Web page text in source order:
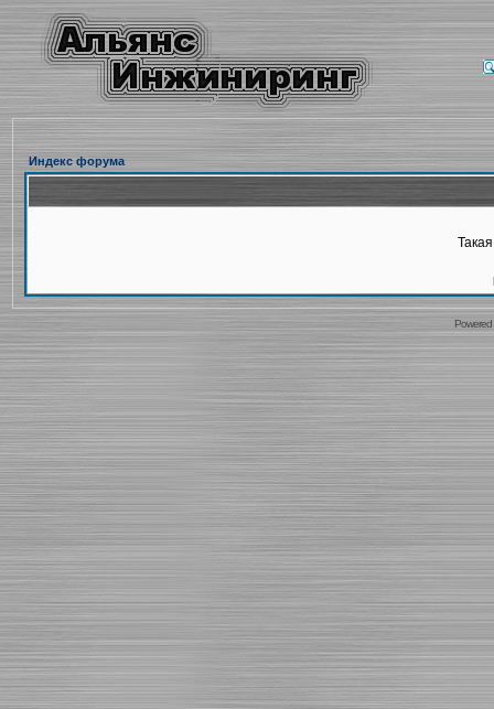
Индекс форума